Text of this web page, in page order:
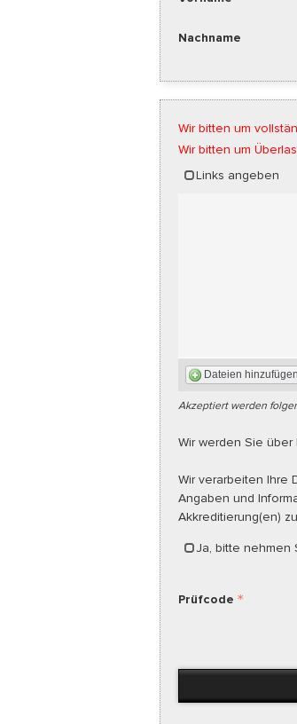
Nachname
Wir bitten um
Wir bitten um
Links angeben
Dateien hinzufügen
Akzeptiert werden
Wir werden Sie
Wir verarbeiten Ihre
Angaben und
Akkreditierung(en)
Ja, bitte nehmen
Prüfcode